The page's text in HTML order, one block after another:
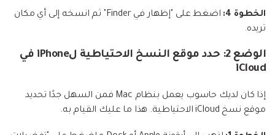
الخطوة 4:
اضغط على "إظهار في Finder" ثم انسخه إلى أي مكان
تريده.
الوضع 2: حدد موقع النسخ الاحتياطية لiPhone في
iCloud
إذا كان لديك حاسوب يعمل بنظام Mac فمن السهل جدًا تحديد
موقع نسخ iCloud الاحتياطية. هذا ما عليك القيام به.